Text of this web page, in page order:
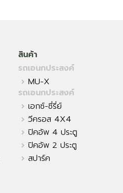
สินค้า
รถเอนกประสงค์
MU-X
รถเอนกประสงค์
เอกซ์-ซี่รี่ย์
วีครอส 4X4
ปิคอัพ 4 ประตู
ปิคอัพ 2 ประตู
สปาร์ค